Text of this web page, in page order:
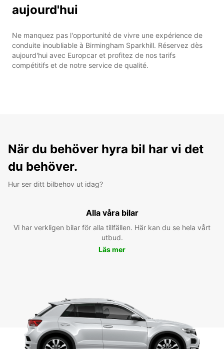
aujourd'hui
Ne manquez pas l'opportunité de vivre une expérience de
conduite inoubliable à Birmingham Sparkhill. Réservez dès
aujourd'hui avec Europcar et profitez de nos tarifs
compétitifs et de notre service de qualité.
När du behöver hyra bil har vi det
du behöver.
Hur ser ditt bilbehov ut idag?
Alla våra bilar
Vi har verkligen bilar för alla tillfällen. Här kan du se hela vårt
utbud.
Läs mer